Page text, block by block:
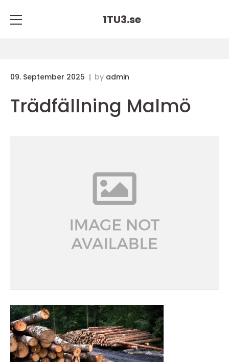
1TU3.se
09. September 2025 by admin
Trädfällning Malmö